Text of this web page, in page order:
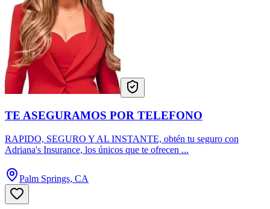
TE ASEGURAMOS POR TELEFONO
RAPIDO, SEGURO Y AL INSTANTE, obtén tu seguro con
Adriana's Insurance, los únicos que te ofrecen ...
Palm Springs, CA